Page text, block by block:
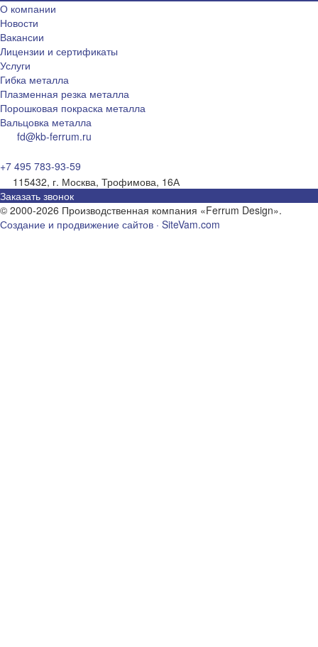
О компании
Новости
Вакансии
Лицензии и сертификаты
Услуги
Гибка металла
Плазменная резка металла
Порошковая покраска металла
Вальцовка металла
fd@kb-ferrum.ru
+7 495 783-93-59
115432, г. Москва, Трофимова, 16А
Заказать звонок
© 2000-2026 Производственная компания «Ferrum Design».
Создание и продвижение сайтов · SiteVam.com